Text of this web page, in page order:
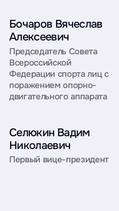
Бочаров Вячеслав
Алексеевич
Председатель Совета
Всероссийской
Федерации спорта лиц с
поражением опорно-
двигательного аппарата
Селюкин Вадим
Николаевич
Первый вице-президент